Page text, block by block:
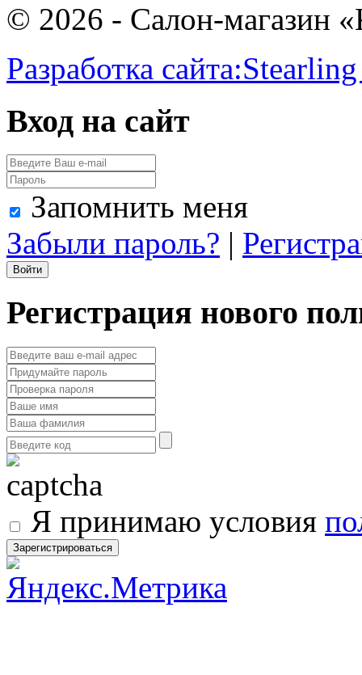
© 2026 - Салон-магазин
Разработка сайта:
Вход на сайт
Запомнить меня
Забыли пароль? |
Регистрация нового
Я принимаю условия